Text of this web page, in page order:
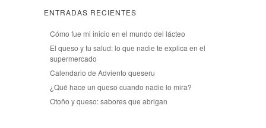
ENTRADAS RECIENTES
Cómo fue mi inicio en el mundo del lácteo
El queso y tu salud: lo que nadie te explica en el
supermercado
Calendario de Adviento queseru
¿Qué hace un queso cuando nadie lo mira?
Otoño y queso: sabores que abrigan